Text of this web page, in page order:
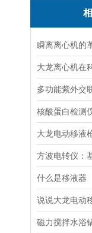
瞬离离心机的
大龙电动移液
方波电转仪：
什么是移液器
说说大龙电动
磁力搅拌水浴